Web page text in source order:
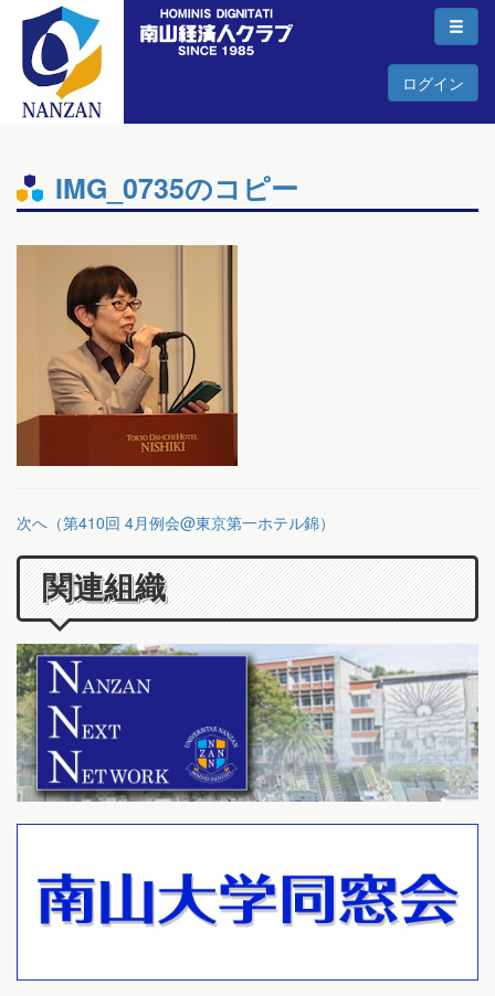
ログイン
IMG_0735のコピー
次へ（第410回 4月例会@東京第一ホテル錦）
関連組織